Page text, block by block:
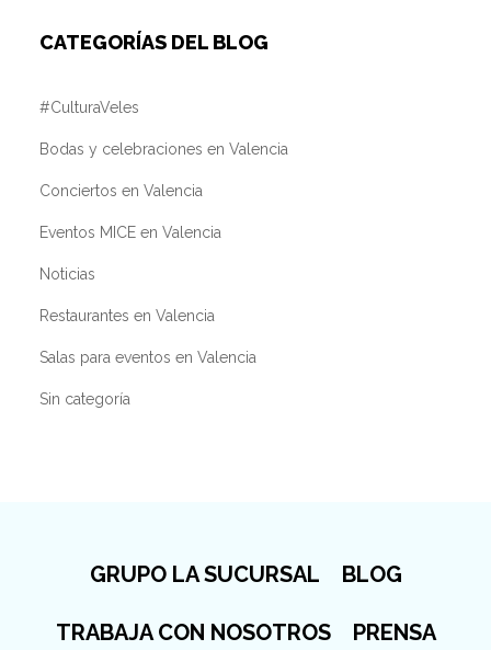
CATEGORÍAS DEL BLOG
#CulturaVeles
Bodas y celebraciones en Valencia
Conciertos en Valencia
Eventos MICE en Valencia
Noticias
Restaurantes en Valencia
Salas para eventos en Valencia
Sin categoría
GRUPO LA SUCURSAL BLOG
TRABAJA CON NOSOTROS PRENSA